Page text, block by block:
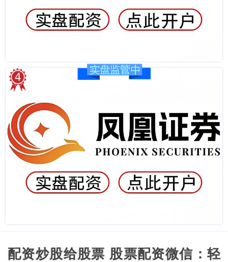
配资炒股给股票 股票配资微信：轻